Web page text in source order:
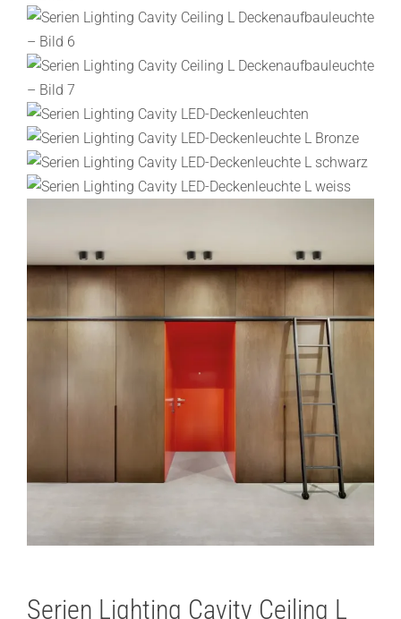
Serien Lighting Cavity Ceiling L